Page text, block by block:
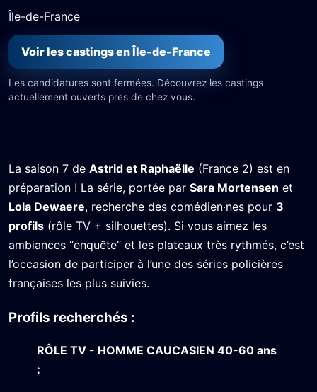
Île-de-France
Voir les castings en Île-de-France
Les candidatures sont fermées. Découvrez les castings
actuellement ouverts près de chez vous.
La saison 7 de Astrid et Raphaëlle (France 2) est en
préparation ! La série, portée par Sara Mortensen et
Lola Dewaere, recherche des comédien·nes pour 3
profils (rôle TV + silhouettes). Si vous aimez les
ambiances “enquête” et les plateaux très rythmés, c’est
l’occasion de participer à l’une des séries policières
françaises les plus suivies.
Profils recherchés :
RÔLE TV - HOMME CAUCASIEN 40-60 ans
: